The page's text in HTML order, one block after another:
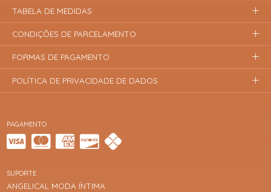
PAGAMENTO
SUPORTE
ANGELICAL MODA ÍNTIMA
TABELA DE MEDIDAS
CONDIÇÕES DE PARCELAMENTO
FORMAS DE PAGAMENTO
POLÍTICA DE PRIVACIDADE DE DADOS